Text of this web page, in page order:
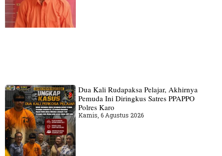
Dua Kali Rudapaksa Pelajar, Akhirnya
Pemuda Ini Diringkus Satres PPAPPO
Polres Karo
Kamis, 6 Agustus 2026